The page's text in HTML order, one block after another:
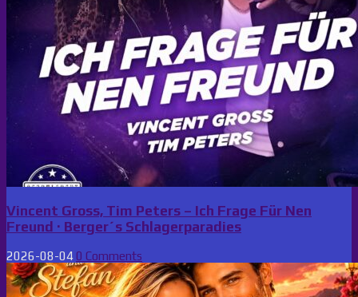
Vincent Gross, Tim Peters – Ich Frage Für Nen
Freund · Berger´s Schlagerparadies
2026-08-04 0 Comments